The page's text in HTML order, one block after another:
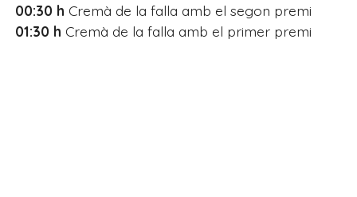
00:30 h Cremà de la falla amb el segon premi
01:30 h Cremà de la falla amb el primer premi